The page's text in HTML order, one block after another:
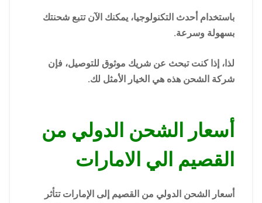
باستخدام أحدث التكنولوجيا، يمكنك الآن تتبع شحنتك
بسهولة وسرعة.
لذا، إذا كنت تبحث عن شريك موثوق للتوصيل، فإن
شركة الشحن هذه هي الخيار الأمثل لك.
أسعار الشحن الدولي من
القصيم الي الامارات
أسعار الشحن الدولي من القصيم إلى الإمارات تتأثر